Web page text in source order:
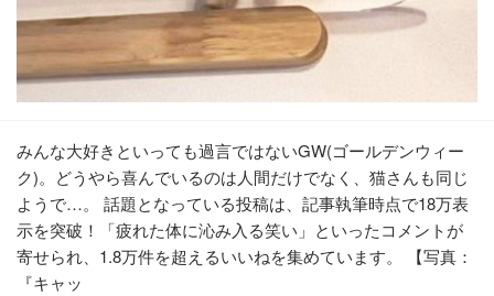
みんな大好きといっても過言ではないGW(ゴールデンウィー
ク)。どうやら喜んでいるのは人間だけでなく、猫さんも同じ
ようで…。 話題となっている投稿は、記事執筆時点で18万表
示を突破！「疲れた体に沁み入る笑い」といったコメントが
寄せられ、1.8万件を超えるいいねを集めています。 【写真：
『キャッ